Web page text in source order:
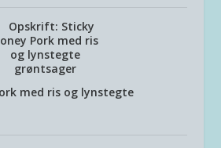
med ris og lynstegte